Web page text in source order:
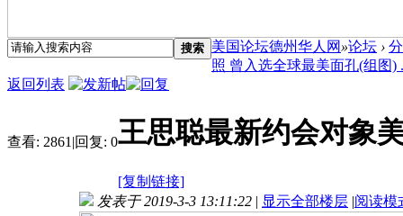
搜索 美国论坛德州华人网 »论坛 ›
照 曾入选全球最美面孔(组图)
返回列表
查看: 2861 |回复: 0王思聪最新约会对象
[复制链接]
发表于 2019-3-3 13:11:22 | 显示全部楼层 |阅读模